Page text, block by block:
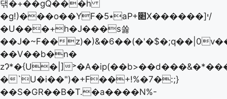
댂�+��gQ���h
�g!)���o��YF�٭5aP+׊X������]י/
�U���+h�J���s쏧
��J�~F��
��V��b�n�
zɁ*�{U�|]
�`U�i��")�+F��+!%�7�:;}
��S�GR��B�T.�a����N%-